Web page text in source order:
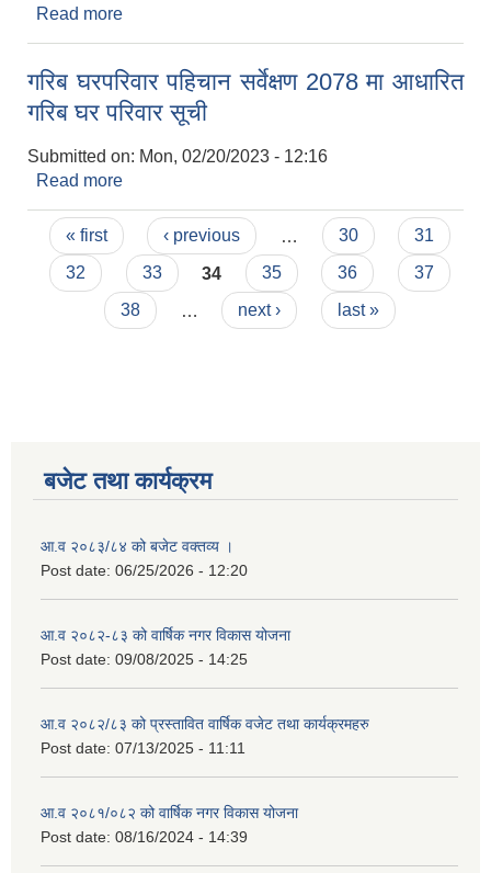
Read more
गरिब घरपरिवार पहिचान सर्वेक्षण 2078 मा आधारित
गरिब घर परिवार सूची
Submitted on: Mon, 02/20/2023 - 12:16
Read more
Pages
« first ‹ previous 30
31
32
33 34 35 36
37
38
next › last »
बजेट तथा कार्यक्रम
आ.व २०८३/८४ को बजेट वक्तव्य ।
Post date: 06/25/2026 - 12:20
आ.व २०८२-८३ को वार्षिक नगर विकास योजना
Post date: 09/08/2025 - 14:25
आ.व २०८२/८३ को प्रस्तावित वार्षिक वजेट तथा कार्यक्रमहरु
Post date: 07/13/2025 - 11:11
आ.व २०८१/०८२ को वार्षिक नगर विकास योजना
Post date: 08/16/2024 - 14:39